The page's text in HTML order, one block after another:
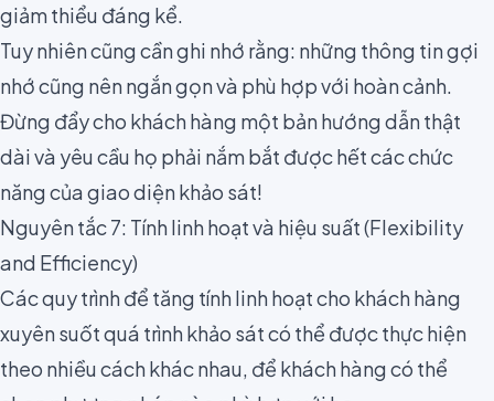
giảm thiểu đáng kể.
Tuy nhiên cũng cần ghi nhớ rằng: những thông tin gợi
nhớ cũng nên ngắn gọn và phù hợp với hoàn cảnh.
Đừng đẩy cho khách hàng một bản hướng dẫn thật
dài và yêu cầu họ phải nắm bắt được hết các chức
năng của giao diện khảo sát!
Nguyên tắc 7: Tính linh hoạt và hiệu suất (Flexibility
and Efficiency)
Các quy trình để tăng tính linh hoạt cho khách hàng
xuyên suốt quá trình khảo sát có thể được thực hiện
theo nhiều cách khác nhau, để khách hàng có thể